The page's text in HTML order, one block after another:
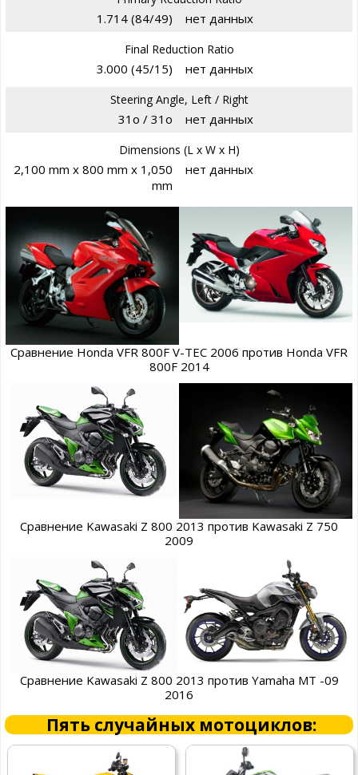
1.714 (84/49) нет данных
Final Reduction Ratio
3.000 (45/15) нет данных
Steering Angle, Left / Right
31o / 31o нет данных
Dimensions (L x W x H)
2,100 mm x 800 mm x 1,050
mm
нет данных
Сравнение Honda VFR 800F V-TEC 2006 против Honda VFR
800F 2014
Сравнение Kawasaki Z 800 2013 против Kawasaki Z 750
2009
Сравнение Kawasaki Z 800 2013 против Yamaha MT -09
2016
Пять случайных мотоциклов: